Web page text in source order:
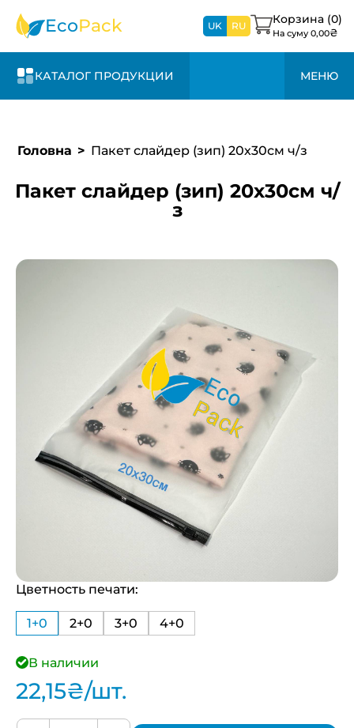
EcoPack UK RU Корзина (0)
На суму 0,00₴
КАТАЛОГ ПРОДУКЦИИ МЕНЮ
ближайшее время
к стоимости
Головна Пакет слайдер (зип) 20х30см ч/з
Пакет слайдер (зип) 20х30см ч/
з
Цветность печати:
1+0 2+0 3+0 4+0
В наличии
22,15₴/шт.